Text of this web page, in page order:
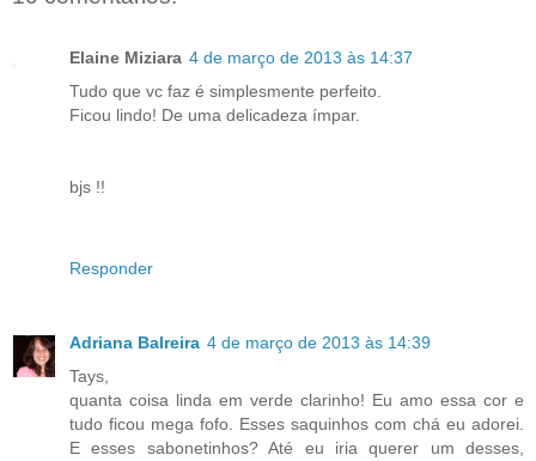
Elaine Miziara 4 de março de 2013 às 14:37
Tudo que vc faz é simplesmente perfeito.
Ficou lindo! De uma delicadeza ímpar.
bjs !!
Responder
Adriana Balreira 4 de março de 2013 às 14:39
Tays,
quanta coisa linda em verde clarinho! Eu amo essa cor e
tudo ficou mega fofo. Esses saquinhos com chá eu adorei.
E esses sabonetinhos? Até eu iria querer um desses,